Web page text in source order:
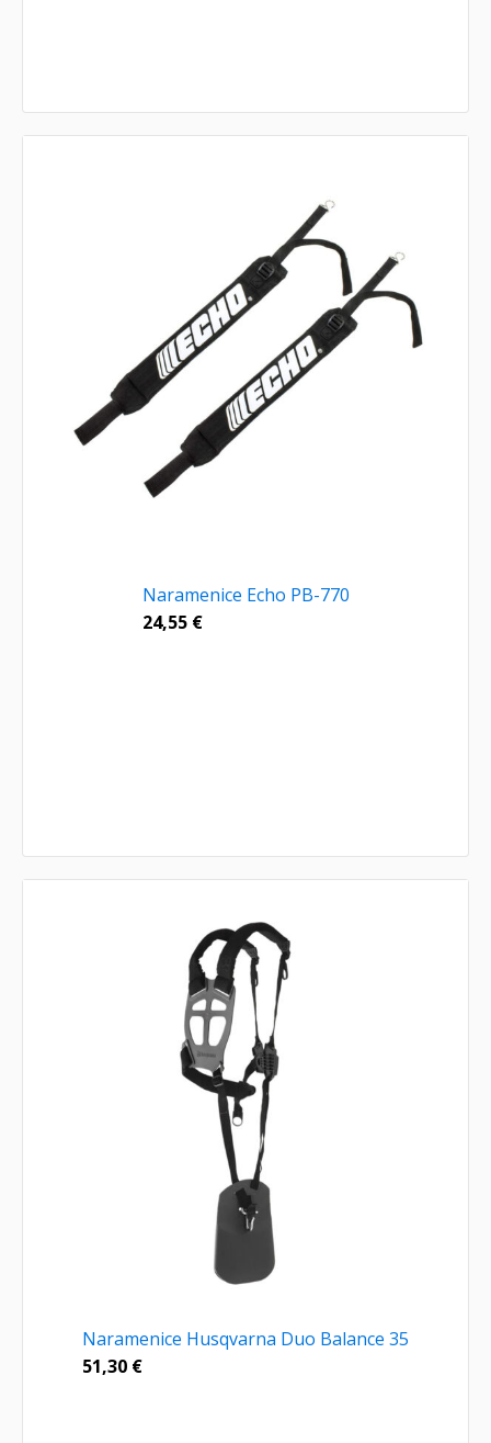
Naramenice Echo PB-770
24,55 €
Naramenice Husqvarna Duo Balance 35
51,30 €